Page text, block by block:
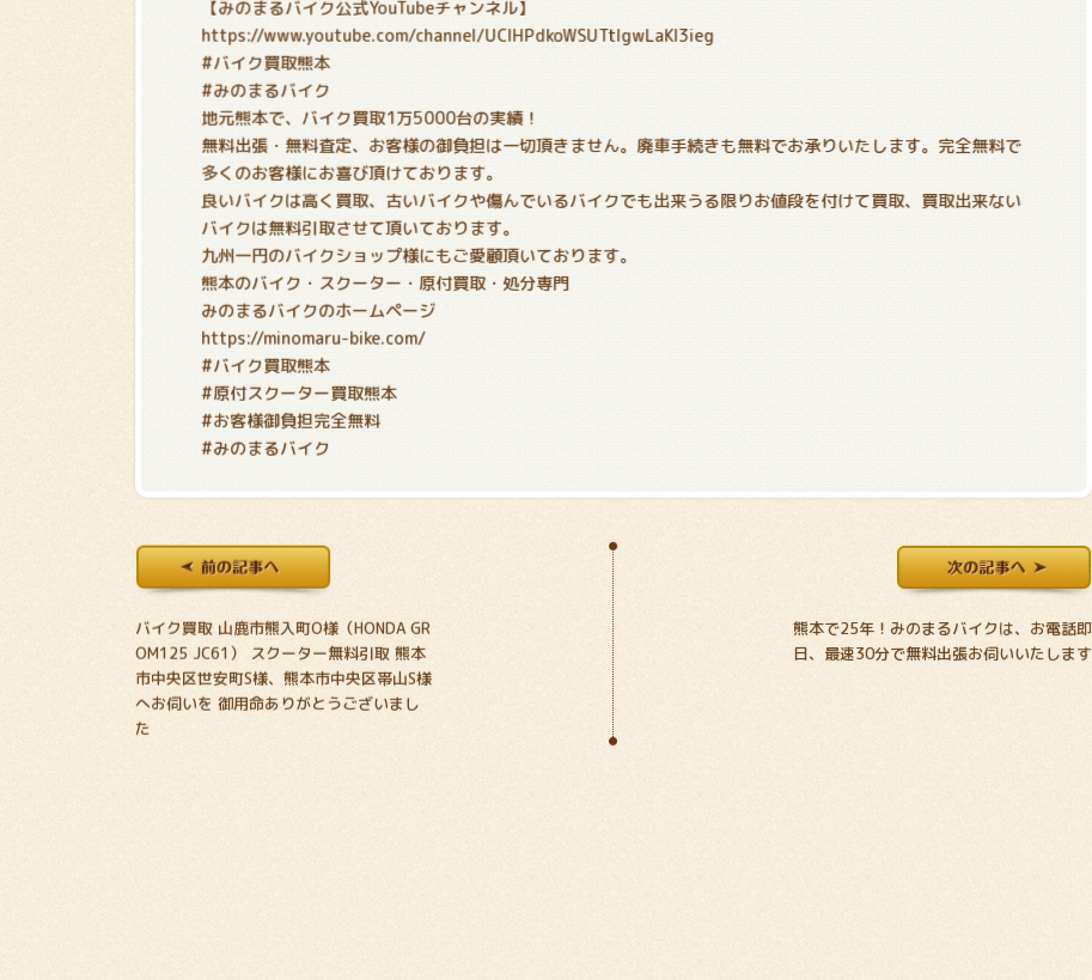
【みのまるバイク公式YouTubeチャンネル】
https://www.youtube.com/channel/UCIHPdkoWSUTtIgwLaKl3ieg
#バイク買取熊本
#みのまるバイク
地元熊本で、バイク買取1万5000台の実績！
無料出張・無料査定、お客様の御負担は一切頂きません。廃車手続きも無料でお承りいたします。完全無料で
多くのお客様にお喜び頂けております。
良いバイクは高く買取、古いバイクや傷んでいるバイクでも出来うる限りお値段を付けて買取、買取出来ない
バイクは無料引取させて頂いております。
九州一円のバイクショップ様にもご愛顧頂いております。
熊本のバイク・スクーター・原付買取・処分専門
みのまるバイクのホームページ
https://minomaru-bike.com/
#バイク買取熊本
#原付スクーター買取熊本
#お客様御負担完全無料
#みのまるバイク
バイク買取 山鹿市熊入町O様（HONDA GR
OM125 JC61） スクーター無料引取 熊本
市中央区世安町S様、熊本市中央区帯山S様
へお伺いを 御用命ありがとうございまし
た
熊本で25年！みのまるバイクは、お電話即
日、最速30分で無料出張お伺いいたします